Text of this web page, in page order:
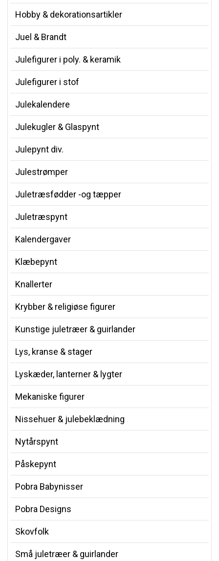
Hobby & dekorationsartikler
Juel & Brandt
Julefigurer i poly. & keramik
Julefigurer i stof
Julekalendere
Julekugler & Glaspynt
Julepynt div.
Julestrømper
Juletræsfødder -og tæpper
Juletræspynt
Kalendergaver
Klæbepynt
Knallerter
Krybber & religiøse figurer
Kunstige juletræer & guirlander
Lys, kranse & stager
Lyskæder, lanterner & lygter
Mekaniske figurer
Nissehuer & julebeklædning
Nytårspynt
Påskepynt
Pobra Babynisser
Pobra Designs
Skovfolk
Små juletræer & guirlander